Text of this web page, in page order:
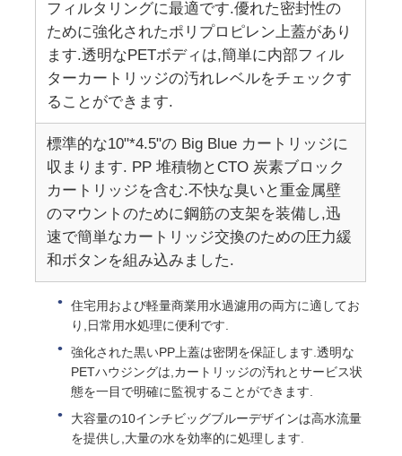
FRPの圧力容器
軟水器ブラインタンク
イオン交換樹脂
フィルター制御バルブ
電磁弁
圧力計
フローメーター
ROブラケット
フィルタリングに最適です.優れた密封性の
ために強化されたポリプロピレン上蓋があり
ます.透明なPETボディは,簡単に内部フィル
ターカートリッジの汚れレベルをチェックす
ることができます.
標準的な10"*4.5"の Big Blue カートリッジに
収まります. PP 堆積物とCTO 炭素ブロック
カートリッジを含む.不快な臭いと重金属壁
のマウントのために鋼筋の支架を装備し,迅
速で簡単なカートリッジ交換のための圧力緩
和ボタンを組み込みました.
住宅用および軽量商業用水過濾用の両方に適してお
り,日常用水処理に便利です.
強化された黒いPP上蓋は密閉を保証します.透明な
PETハウジングは,カートリッジの汚れとサービス状
態を一目で明確に監視することができます.
大容量の10インチビッグブルーデザインは高水流量
を提供し,大量の水を効率的に処理します.